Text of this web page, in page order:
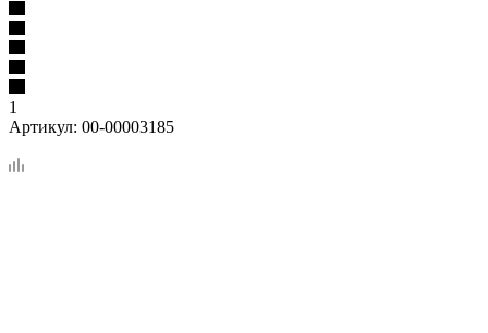
1
Артикул: 00-00003185